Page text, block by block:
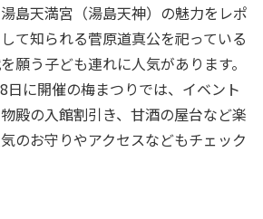
島天満宮（湯島天神）の魅力をレポ
て知られる菅原道真公を祀っている
願う子ども連れに人気があります。
日に開催の梅まつりでは、イベント
殿の入館割引き、甘酒の屋台など楽
のお守りやアクセスなどもチェック